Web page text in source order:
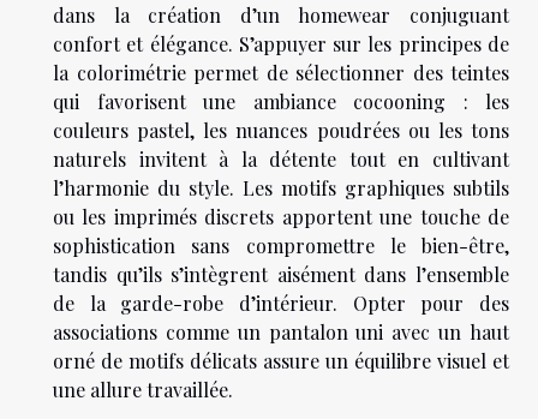
dans la création d’un homewear conjuguant
confort et élégance. S’appuyer sur les principes de
la colorimétrie permet de sélectionner des teintes
qui favorisent une ambiance cocooning : les
couleurs pastel, les nuances poudrées ou les tons
naturels invitent à la détente tout en cultivant
l’harmonie du style. Les motifs graphiques subtils
ou les imprimés discrets apportent une touche de
sophistication sans compromettre le bien-être,
tandis qu’ils s’intègrent aisément dans l’ensemble
de la garde-robe d’intérieur. Opter pour des
associations comme un pantalon uni avec un haut
orné de motifs délicats assure un équilibre visuel et
une allure travaillée.